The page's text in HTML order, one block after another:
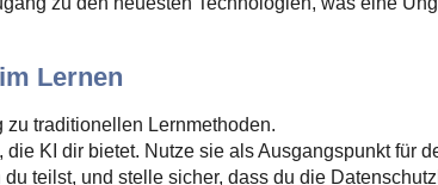
Lernen
zu traditionellen Lernmethoden.
KI dir bietet. Nutze sie als Ausgangspunkt für
teilst, und stelle sicher, dass du die